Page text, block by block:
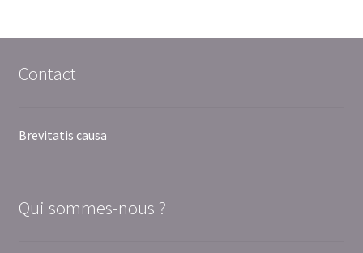
Contact
Brevitatis causa
Qui sommes-nous ?